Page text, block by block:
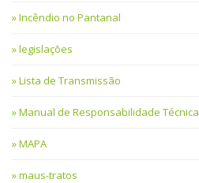
Incêndio no Pantanal
legislações
Lista de Transmissão
Manual de Responsabilidade Técnica
MAPA
maus-tratos